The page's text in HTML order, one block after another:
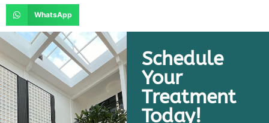
WhatsApp
Schedule
Your
Treatment
Today!